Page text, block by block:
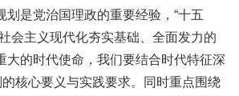
划是党治国理政的重要经验，“十五
会主义现代化夯实基础、全面发力的
大的时代使命，我们要结合时代特征深
的核心要义与实践要求。同时重点围绕